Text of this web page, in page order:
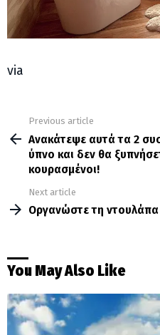
via
more
Previous article
Ανακάτεψε αυτά τα 2
ύπνο και δεν θα
κουρασμένοι!
Next article
Οργανώστε τη
You May Also Like